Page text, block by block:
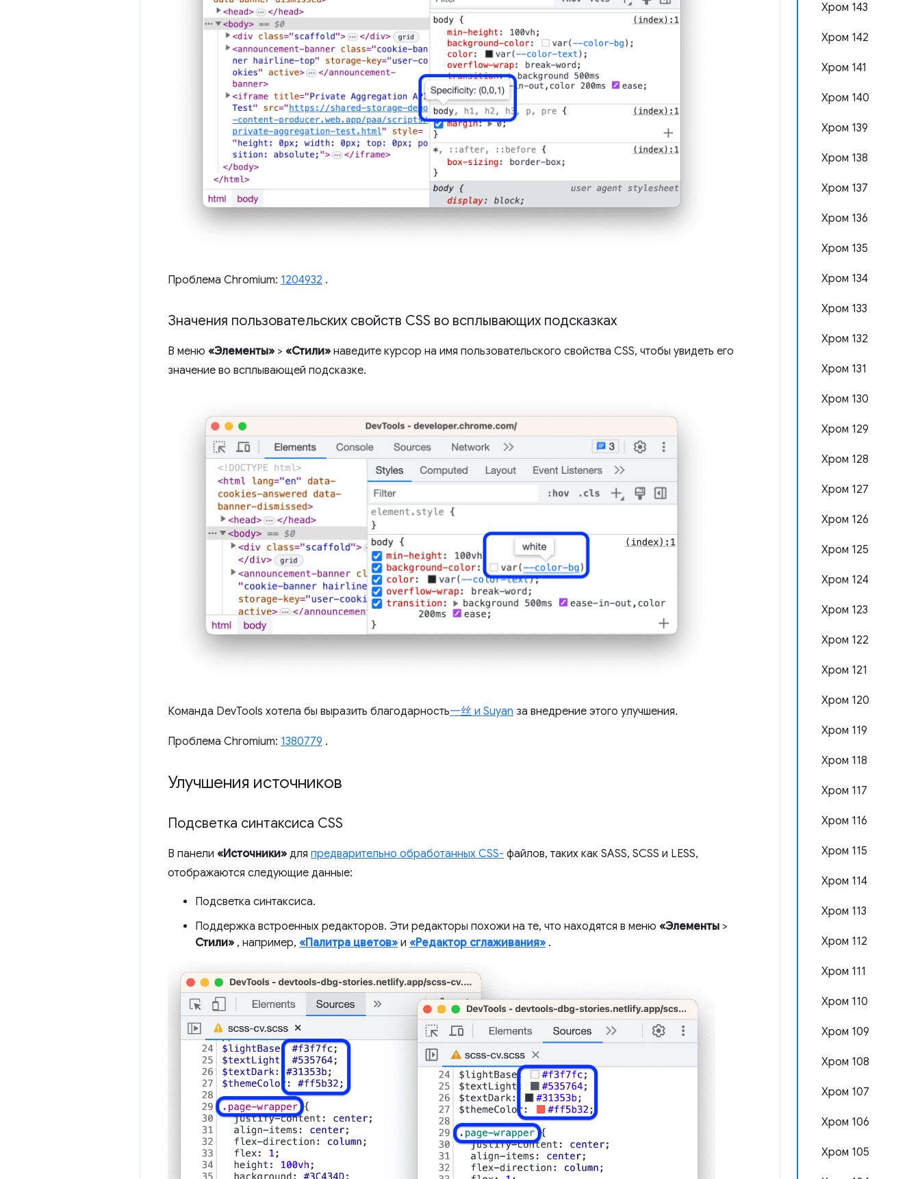
Хром 143
Хром 142
Хром 141
Хром 140
Хром 139
Хром 138
Хром 137
Хром 136
Хром 135
Хром 134
Хром 133
Хром 132
Хром 131
Хром 130
Хром 129
Хром 128
Хром 127
Хром 126
Хром 125
Хром 124
Хром 123
Хром 122
Хром 121
Хром 120
Хром 119
Хром 118
Хром 117
Хром 116
Хром 115
Хром 114
Хром 113
Хром 112
Хром 111
Хром 110
Хром 109
Хром 108
Хром 107
Хром 106
Хром 105
Проблема Chromium: 1204932 .
Значения пользовательских свойств CSS во всплывающих подсказках
В меню «Элементы» > «Стили» наведите курсор на имя пользовательского свойства CSS, чтобы увидеть его
значение во всплывающей подсказке.
Команда DevTools хотела бы выразить благодарность一丝 и Suyan за внедрение этого улучшения.
Проблема Chromium: 1380779 .
Улучшения источников
Подсветка синтаксиса CSS
В панели «Источники» для предварительно обработанных CSS- файлов, таких как SASS, SCSS и LESS,
отображаются следующие данные:
Подсветка синтаксиса.
Поддержка встроенных редакторов. Эти редакторы похожи на те, что находятся в меню «Элементы >
Стили» , например, «Палитра цветов» и «Редактор сглаживания» .